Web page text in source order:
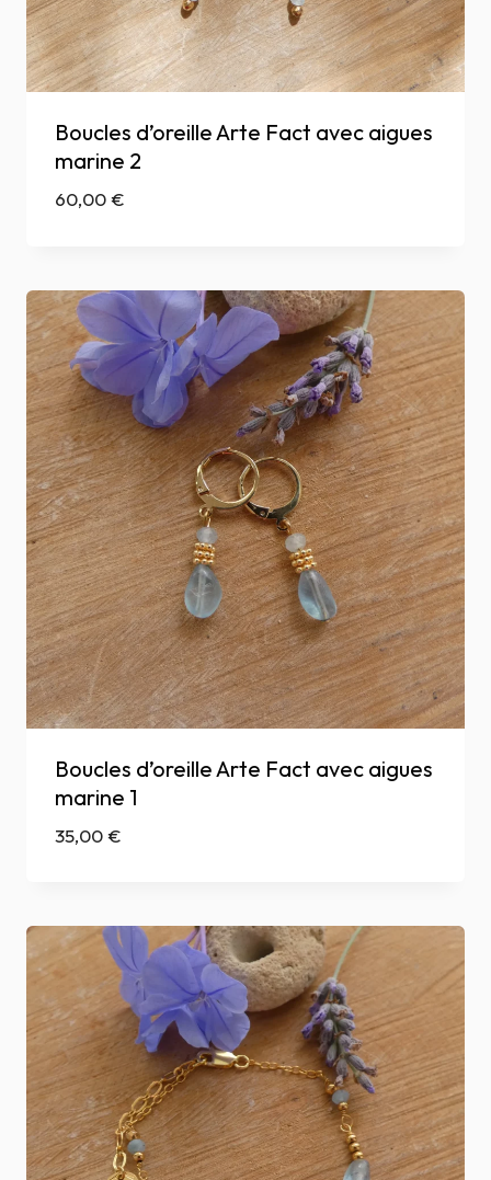
Boucles d’oreille Arte Fact avec aigues
marine 2
60,00€
Boucles d’oreille Arte Fact avec aigues
marine 1
35,00€